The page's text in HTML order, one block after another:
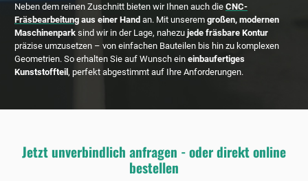
Neben dem reinen Zuschnitt bieten wir Ihnen auch die CNC-
Fräsbearbeitung aus einer Hand an. Mit unserem großen, modernen
Maschinenpark sind wir in der Lage, nahezu jede fräsbare Kontur
präzise umzusetzen – von einfachen Bauteilen bis hin zu komplexen
Geometrien. So erhalten Sie auf Wunsch ein einbaufertiges
Kunststoffteil, perfekt abgestimmt auf Ihre Anforderungen.
Jetzt unverbindlich anfragen - oder direkt online
bestellen